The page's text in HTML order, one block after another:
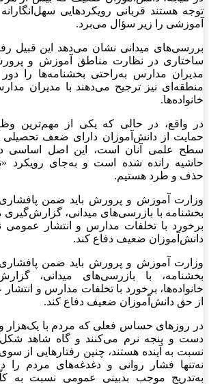
توجه هستند قربانی رویکردهایی
آموزشی را زیر سؤال می‌برد.
بررسی‌های میدانی نشان می‌دهد این قبیل
ساختاری در نظارت مناطق آموزش و
مدیران مدارس به‌راحتی بخشنامه‌ها را
منطقه‌ای نیز ترجیح می‌دهند با مدیران
خانواده‌ها.
در واقع، در حالی که یکی از مهم‌ترین
حمایت از دانش‌آموزان دارای ضعف تحصیلی
سطح علمی آنان است، این اصل اساسی
حاشیه رانده شده است و به‌جای رویکرد
حذف و طرد هستیم.
وزارت آموزش و پرورش باید ضمن پافشاری
بخشنامه با بازرسی‌های میدانی، گزارش‌گیری
برخورد با تخلفات مدارس و انتشار عمومی
دانش‌آموزان ضعیف دفاع کند.
وزارت آموزش و پرورش باید ضمن پافشاری
بخشنامه، با بازرسی‌های میدانی،
خانواده‌ها، برخورد با تخلفات مدارس و
از حق دانش‌آموزان ضعیف دفاع کند.
در روزهای حساس فعلی که مردم با یک‌هزار
دست و پنجه نرم می‌کنند و گاه شاهد
نسبت به آینده هستند، چنین رفتارهایی از
نه‌تنها فشار روانی و دغدغه‌های مردم را
به‌تدریج موجب بدبینی عمومی نسبت به